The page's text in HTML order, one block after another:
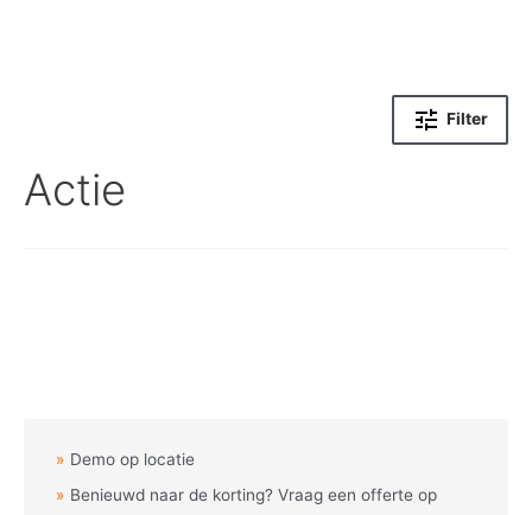
Demo op locatie
Benieuwd naar de korting? Vraag een offerte op
Filter
Actie